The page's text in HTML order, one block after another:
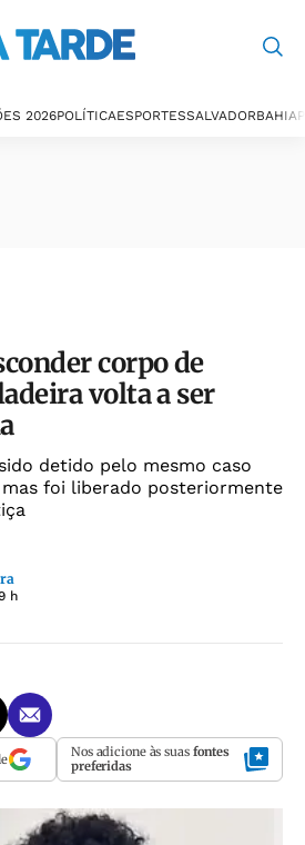
2026POLÍTICAESPORTESSALVADORBAHIA
corpo de
volta a ser
detido pelo mesmo caso
foi liberado posteriormente
h
Nos adicione às suas fontes
preferidas